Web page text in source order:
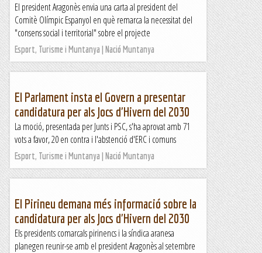
El president Aragonès envia una carta al president del
Comitè Olímpic Espanyol en què remarca la necessitat del
"consens social i territorial" sobre el projecte
Esport, Turisme i Muntanya | Nació Muntanya
El Parlament insta el Govern a presentar
candidatura per als Jocs d'Hivern del 2030
La moció, presentada per Junts i PSC, s'ha aprovat amb 71
vots a favor, 20 en contra i l'abstenció d'ERC i comuns
Esport, Turisme i Muntanya | Nació Muntanya
El Pirineu demana més informació sobre la
candidatura per als Jocs d'Hivern del 2030
Els presidents comarcals pirinencs i la síndica aranesa
planegen reunir-se amb el president Aragonès al setembre